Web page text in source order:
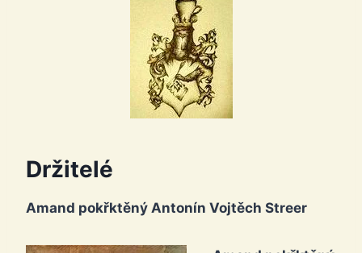
Držitelé
Amand pokřktěný Antonín Vojtěch Streer